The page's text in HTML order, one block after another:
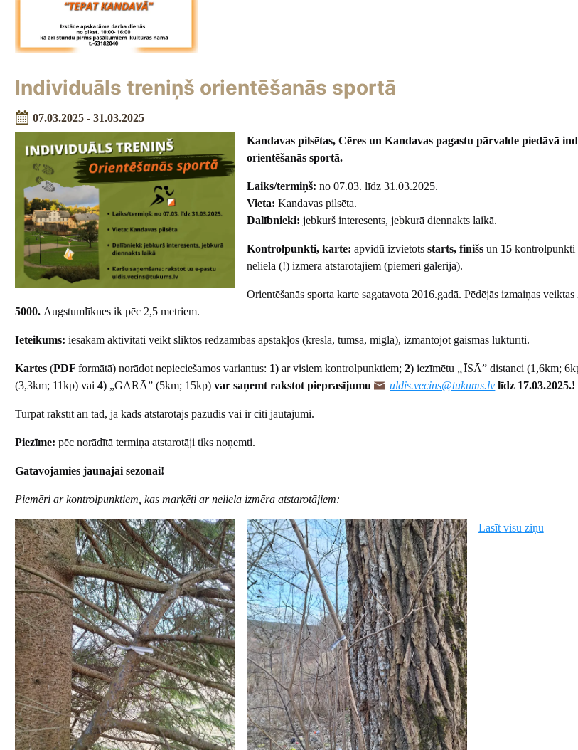
Individuāls treniņš orientēšanās sportā
07.03.2025 - 31.03.2025
Kandavas pilsētas, Cēres un Kandavas pagastu pārvalde piedāvā
orientēšanās sportā.
Laiks/termiņš:no 07.03. līdz 31.03.2025.
Vieta: Kandavas pilsēta.
Dalībnieki: jebkurš interesents, jebkurā diennakts laikā.
Kontrolpunkti, karte:apvidū izvietotsstarts, finišs un 15kontrolpunkti
neliela (!) izmēra atstarotājiem (piemēri galerijā).
Orientēšanās sporta karte sagatavota 2016.gadā. Pēdējās izmaiņas
5000. Augstumlīknes ik pēc 2,5 metriem.
Ieteikums: iesakām aktivitāti veikt sliktos redzamības apstākļos (krēslā, tumsā, miglā), izmantojot gaismas lukturīti.
Kartes(PDFformātā) norādot nepieciešamos variantus: 1) ar visiem kontrolpunktiem;2) iezīmētu „ĪSĀ” distanci (1,6km;
(3,3km; 11kp) vai4) „GARĀ” (5km; 15kp)var saņemt rakstot pieprasījumu uldis.vecins@tukums.lv līdz 17.03.2025.!
Turpat rakstīt arī tad, ja kāds atstarotājs pazudis vai ir citi jautājumi.
Piezīme: pēc norādītā termiņa atstarotāji tiks noņemti.
Gatavojamies jaunajai sezonai!
Piemēri ar kontrolpunktiem, kas marķēti ar neliela izmēra atstarotājiem:
Lasīt visu ziņu